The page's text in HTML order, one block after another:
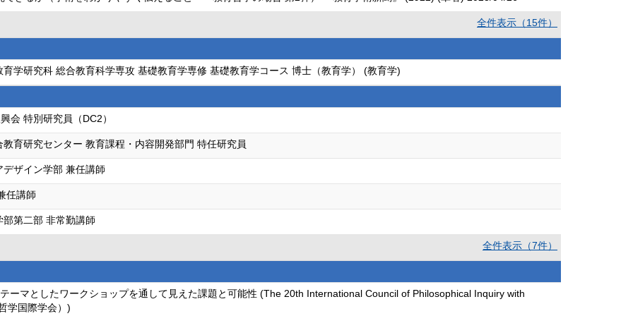
全件表示（15件）
学研究科 総合教育科学専攻 基礎教育学専修 基礎教育学コース 博士（教育学） (教育学)
会 特別研究員（DC2）
育研究センター 教育課程・内容開発部門 特任研究員
ザイン学部 兼任講師
任講師
第二部 非常勤講師
全件表示（7件）
ーマとしたワークショップを通して見えた課題と可能性 (The 20th International Council of Philosophical Inquiry with
学国際学会）)